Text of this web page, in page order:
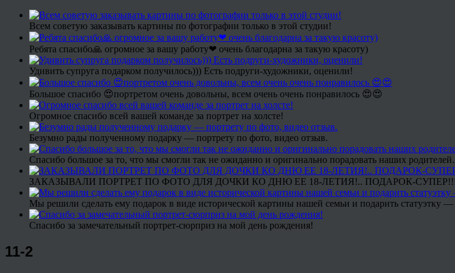
Всем советую заказывать картины по фотографии только в этой студии!
Ребята спасибо🙏 огромное за вашу работу❤ очень благодарна за такую красоту)
Удивить супруга подарком получилось))) Есть подруги-художники, оценили!
Большое спасибо 😍портретом очень довольны, всем очень очень понравилось 😍😍
Огромное спасибо всей вашей команде за портрет на холсте!
Безумно рады полученному подарку — портрету по фото, видео отзыв.
Спасибо большое за то, что мы смогли так не ожиданно и оригинально порадовать наших
ЗАКАЗЫВАЛИ ПОРТРЕТ ПО ФОТО ДЛЯ ДОЧКИ КО ДНЮ ЕЕ 18-ЛЕТИЯ!.. ПОДАРОК-
Мы решили сделать ему подарок в виде исторической картины нашей семьи и подарить статуэтку
Спасибо за замечательный портрет-сюрприз на мой день рождения!
11-2